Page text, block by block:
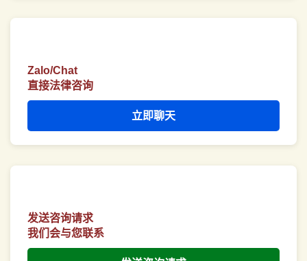
Zalo/Chat
直接法律咨询
立即聊天
发送咨询请求
我们会与您联系